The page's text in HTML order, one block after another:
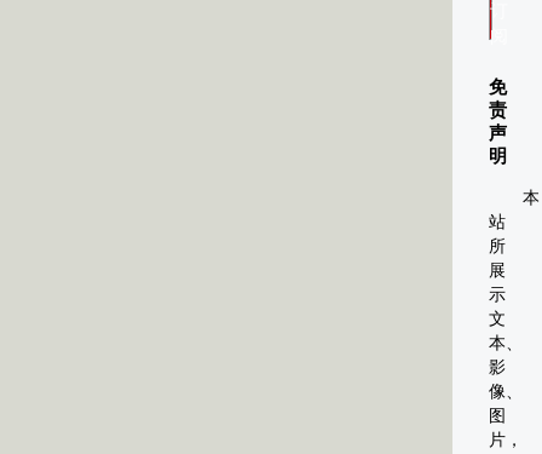
订
阅
免
责
声
明
本
站
所
展
示
文
本、
影
像、
图
片，